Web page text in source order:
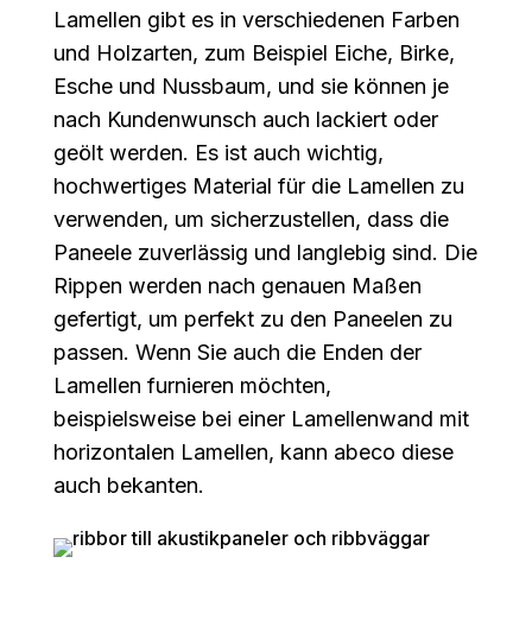
Lamellen gibt es in verschiedenen Farben
und Holzarten, zum Beispiel Eiche, Birke,
Esche und Nussbaum, und sie können je
nach Kundenwunsch auch lackiert oder
geölt werden. Es ist auch wichtig,
hochwertiges Material für die Lamellen zu
verwenden, um sicherzustellen, dass die
Paneele zuverlässig und langlebig sind. Die
Rippen werden nach genauen Maßen
gefertigt, um perfekt zu den Paneelen zu
passen. Wenn Sie auch die Enden der
Lamellen furnieren möchten,
beispielsweise bei einer Lamellenwand mit
horizontalen Lamellen, kann abeco diese
auch bekanten.